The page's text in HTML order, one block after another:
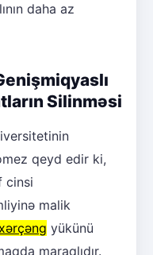
daha az
Silinməsi
qeyd edir ki,
cinsi
malik
xərçəng yükünü
maraqlıdır.